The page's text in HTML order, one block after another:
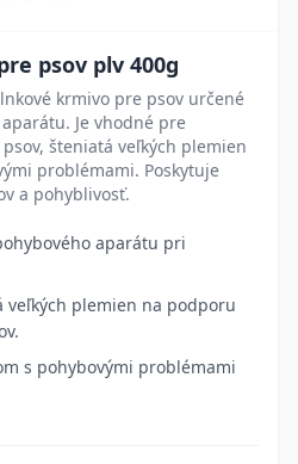
psov plv 400g
krmivo pre psov určené
Je vhodné pre
šteniatá veľkých plemien
problémami. Poskytuje
a pohyblivosť.
aparátu pri
veľkých plemien na podporu
s pohybovými problémami